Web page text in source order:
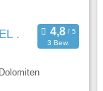
.
3 Bew.